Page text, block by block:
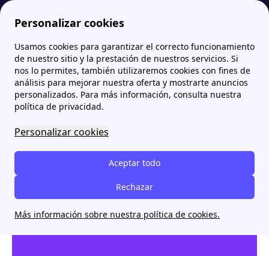
Personalizar cookies
Usamos cookies para garantizar el correcto funcionamiento
de nuestro sitio y la prestación de nuestros servicios. Si
nos lo permites, también utilizaremos cookies con fines de
análisis para mejorar nuestra oferta y mostrarte anuncios
personalizados. Para más información, consulta nuestra
política de privacidad.
Personalizar cookies
Aceptar todo
Rechazar
Más información sobre nuestra política de cookies.
Papernest.es More Comparador de Tarifas de Luz Simulador de Factura de Luz: ¿Cuánto Puedes Ahorrar?
Simulador de Factura de
Luz: ¿Cuánto Puedes
Ahorrar?